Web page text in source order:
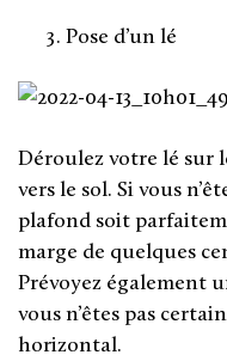
Pose d’un lé
Déroulez votre lé sur
vers le sol. Si vous
plafond soit
marge de quelques
Prévoyez également
vous n’êtes pas
horizontal.